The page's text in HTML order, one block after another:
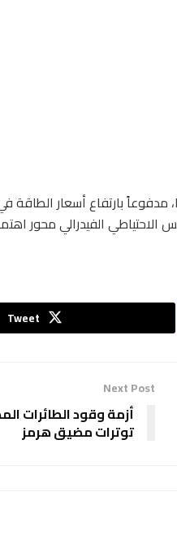
بارتفاع أسعار الطاقة
الفيدرالي محور
Tweet
Next Post
أزمة وقود الطائرات
توترات مضيق هرمز